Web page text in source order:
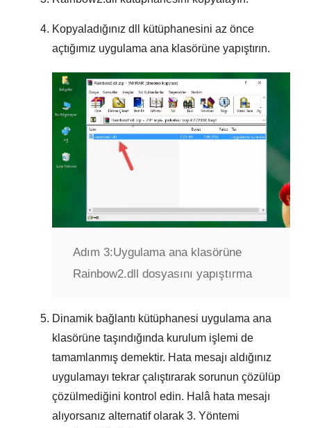
Kopyaladığınız dll kütüphanesini az önce
açtığımız uygulama ana klasörüne yapıştırın.
Adım 3:Uygulama ana klasörüne
Rainbow2.dll dosyasını yapıştırma
Dinamik bağlantı kütüphanesi uygulama ana
klasörüne taşındığında kurulum işlemi de
tamamlanmış demektir. Hata mesajı aldığınız
uygulamayı tekrar çalıştırarak sorunun çözülüp
çözülmediğini kontrol edin. Halâ hata mesajı
alıyorsanız alternatif olarak 3. Yöntemi